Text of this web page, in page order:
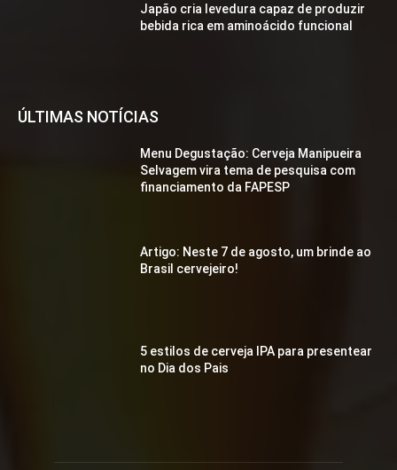
Japão cria levedura capaz de produzir
bebida rica em aminoácido funcional
ÚLTIMAS NOTÍCIAS
Menu Degustação: Cerveja Manipueira
Selvagem vira tema de pesquisa com
financiamento da FAPESP
Artigo: Neste 7 de agosto, um brinde ao
Brasil cervejeiro!
5 estilos de cerveja IPA para presentear
no Dia dos Pais